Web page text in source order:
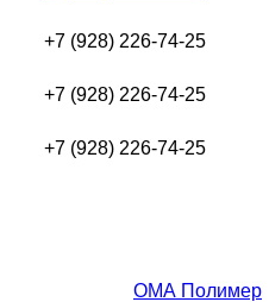
+7 (928) 226-74-25
+7 (928) 226-74-25
+7 (928) 226-74-25
ОМА Полимер